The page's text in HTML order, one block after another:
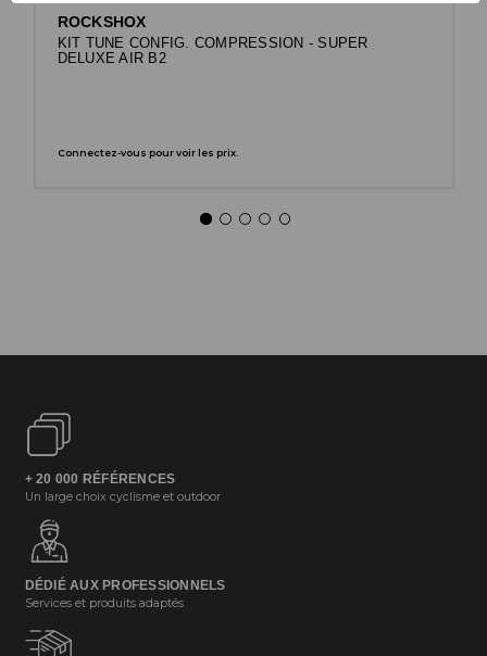
ROCKSHOX
KIT TUNE CONFIG. COMPRESSION - SUPER
DELUXE AIR B2
Connectez-vous pour voir les prix.
+ 20 000 RÉFÉRENCES
Un large choix cyclisme et outdoor
DÉDIÉ AUX PROFESSIONNELS
Services et produits adaptés